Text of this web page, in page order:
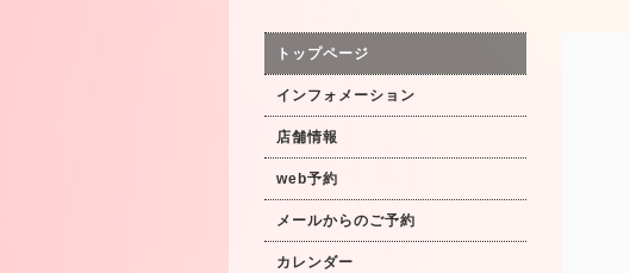
トップページ
インフォメーション
店舗情報
web予約
メールからのご予約
カレンダー